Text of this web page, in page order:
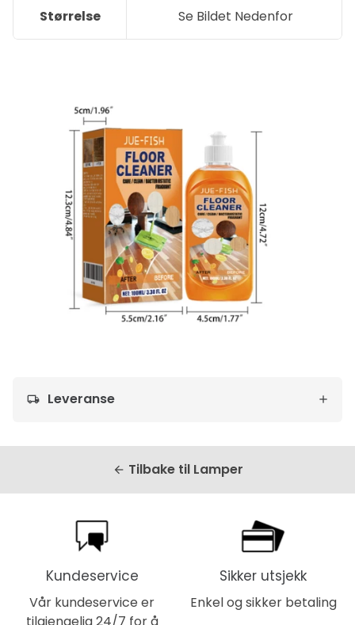
Størrelse Se Bildet Nedenfor
local_shipping Leveranse
arrow_back Tilbake til Lamper
Kundeservice
Vår kundeservice er
Sikker utsjekk
Enkel og sikker betaling